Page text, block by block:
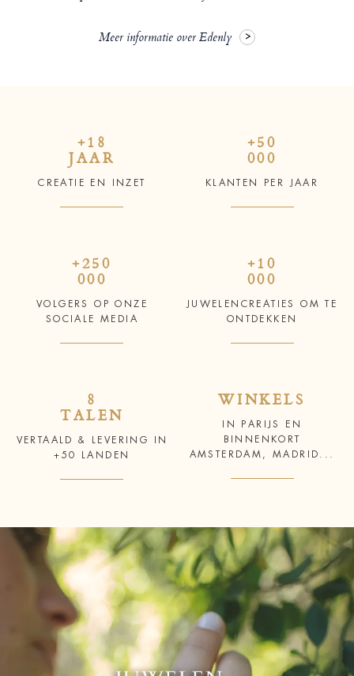
Meer informatie over Edenly
+18
JAAR
CREATIE EN INZET
+50
000
KLANTEN PER JAAR
+250
000
VOLGERS OP ONZE
SOCIALE MEDIA
+10
000
JUWELENCREATIES OM TE
ONTDEKKEN
8
TALEN
VERTAALD & LEVERING IN
+50 LANDEN
WINKELS
IN PARIJS EN
BINNENKORT
AMSTERDAM, MADRID...